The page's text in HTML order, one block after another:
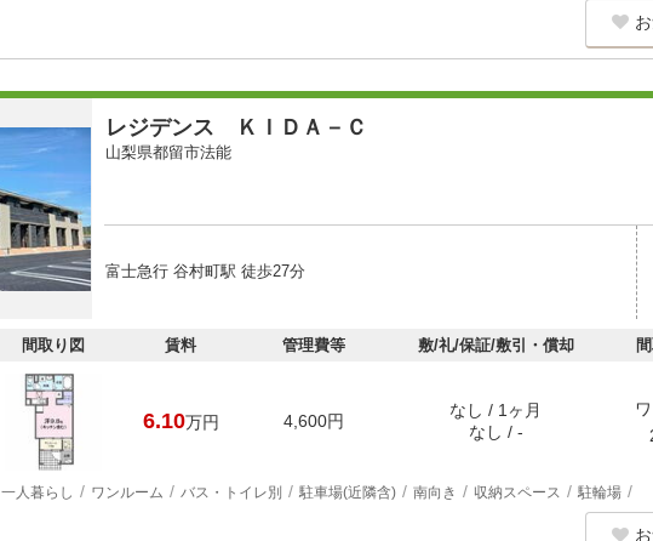
レジデンス ＫＩＤＡ－Ｃ
山梨県都留市法能
富士急行 谷村町駅 徒歩27分
間取り図 賃料 管理費等 敷/礼/保証/敷引・償却
6.10万円 4,600円
なし / 1ヶ月
なし / -
一人暮らし ワンルーム バス・トイレ別 駐車場(近隣含) 南向き 収納スペース 駐輪場